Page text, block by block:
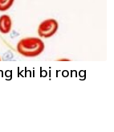
khi bị rong